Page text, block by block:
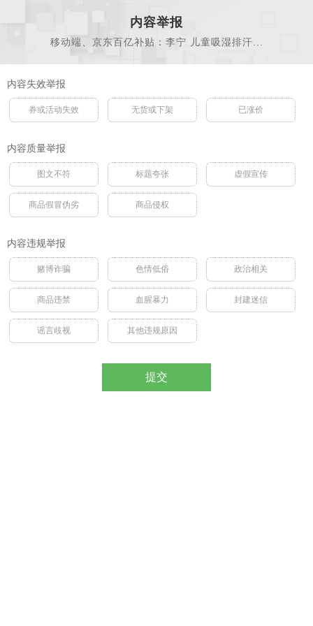
内容举报
移动端、京东百亿补贴：李宁 儿童吸湿排汗...
内容失效举报
券或活动失效 无货或下架 已涨价
内容质量举报
图文不符 标题夸张 虚假宣传
商品假冒伪劣 商品侵权
内容违规举报
赌博诈骗 色情低俗 政治相关
商品违禁 血腥暴力 封建迷信
谣言歧视 其他违规原因
提交